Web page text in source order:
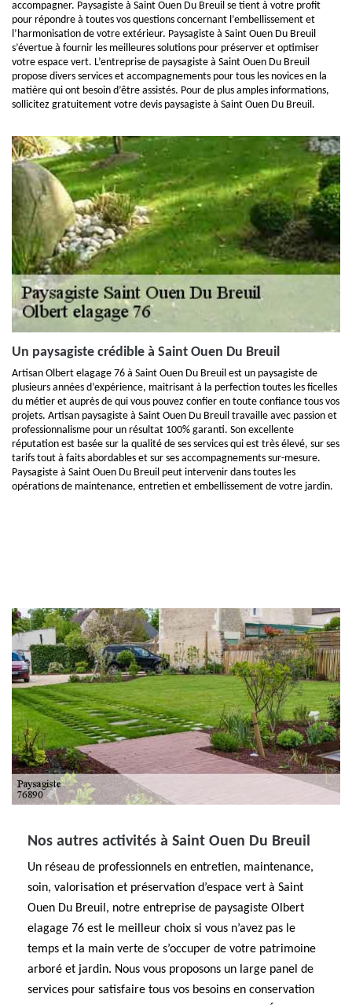
accompagner. Paysagiste à Saint Ouen Du Breuil se tient à votre profit
pour répondre à toutes vos questions concernant l’embellissement et
l’harmonisation de votre extérieur. Paysagiste à Saint Ouen Du Breuil
s’évertue à fournir les meilleures solutions pour préserver et optimiser
votre espace vert. L’entreprise de paysagiste à Saint Ouen Du Breuil
propose divers services et accompagnements pour tous les novices en la
matière qui ont besoin d’être assistés. Pour de plus amples informations,
sollicitez gratuitement votre devis paysagiste à Saint Ouen Du Breuil.
Un paysagiste crédible à Saint Ouen Du Breuil
Artisan Olbert elagage 76 à Saint Ouen Du Breuil est un paysagiste de
plusieurs années d’expérience, maitrisant à la perfection toutes les ficelles
du métier et auprès de qui vous pouvez confier en toute confiance tous vos
projets. Artisan paysagiste à Saint Ouen Du Breuil travaille avec passion et
professionnalisme pour un résultat 100% garanti. Son excellente
réputation est basée sur la qualité de ses services qui est très élevé, sur ses
tarifs tout à faits abordables et sur ses accompagnements sur-mesure.
Paysagiste à Saint Ouen Du Breuil peut intervenir dans toutes les
opérations de maintenance, entretien et embellissement de votre jardin.
Nos autres activités à Saint Ouen Du Breuil
Un réseau de professionnels en entretien, maintenance,
soin, valorisation et préservation d’espace vert à Saint
Ouen Du Breuil, notre entreprise de paysagiste Olbert
elagage 76 est le meilleur choix si vous n’avez pas le
temps et la main verte de s’occuper de votre patrimoine
arboré et jardin. Nous vous proposons un large panel de
services pour satisfaire tous vos besoins en conservation